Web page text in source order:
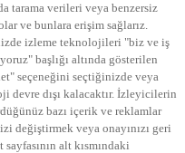
tarama verileri veya benzersiz
ve bunlara erişim sağlarız.
izleme teknolojileri "biz ve iş
başlığı altında gösterilen
seçeneğini seçtiğinizde veya
devre dışı kalacaktır. İzleyicilerin
bazı içerik ve reklamlar
değiştirmek veya onayınızı geri
alt kısmındaki